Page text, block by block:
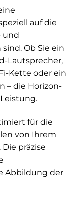
auf die
und
Ob Sie ein
Lautsprecher,
Kette oder ein
– die Horizon-
für die
von Ihrem
präzise
Abbildung der